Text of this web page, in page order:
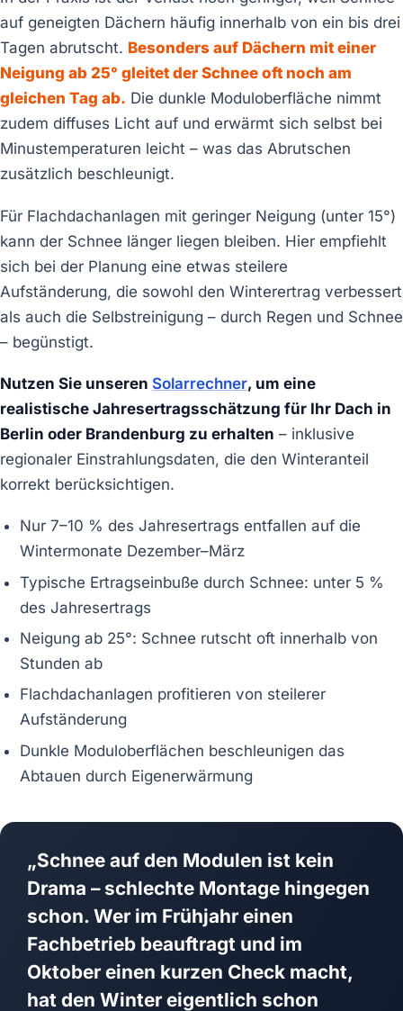
auf geneigten Dächern häufig innerhalb von ein bis drei
Tagen abrutscht. Besonders auf Dächern mit einer
Neigung ab 25° gleitet der Schnee oft noch am
gleichen Tag ab. Die dunkle Moduloberfläche nimmt
zudem diffuses Licht auf und erwärmt sich selbst bei
Minustemperaturen leicht – was das Abrutschen
zusätzlich beschleunigt.
Für Flachdachanlagen mit geringer Neigung (unter 15°)
kann der Schnee länger liegen bleiben. Hier empfiehlt
sich bei der Planung eine etwas steilere
Aufständerung, die sowohl den Winterertrag verbessert
als auch die Selbstreinigung – durch Regen und Schnee
– begünstigt.
Nutzen Sie unseren Solarrechner, um eine
realistische Jahresertragsschätzung für Ihr Dach in
Berlin oder Brandenburg zu erhalten – inklusive
regionaler Einstrahlungsdaten, die den Winteranteil
korrekt berücksichtigen.
Nur 7–10 % des Jahresertrags entfallen auf die
Wintermonate Dezember–März
Typische Ertragseinbuße durch Schnee: unter 5 %
des Jahresertrags
Neigung ab 25°: Schnee rutscht oft innerhalb von
Stunden ab
Flachdachanlagen profitieren von steilerer
Aufständerung
Dunkle Moduloberflächen beschleunigen das
Abtauen durch Eigenerwärmung
„Schnee auf den Modulen ist kein
Drama – schlechte Montage hingegen
schon. Wer im Frühjahr einen
Fachbetrieb beauftragt und im
Oktober einen kurzen Check macht,
hat den Winter eigentlich schon